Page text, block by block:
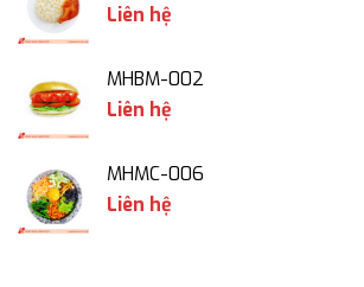
Liên hệ
MHBM-002
Liên hệ
MHMC-006
Liên hệ